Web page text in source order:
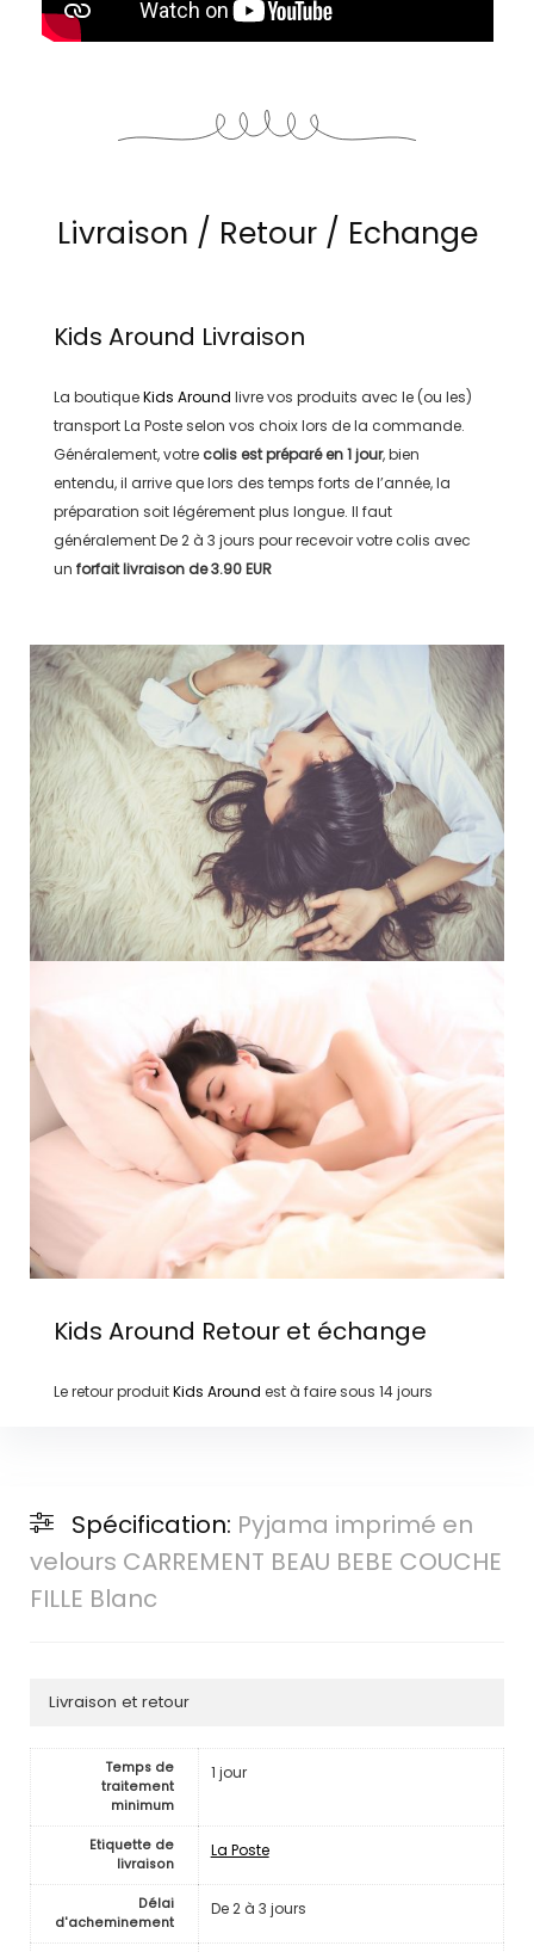
Livraison / Retour / Echange
Kids Around Livraison
La boutiqueKids Around livre vos produits avec le (ou les)
transportLa Posteselon vos choix lors de la commande.
Généralement, votre colis est préparé en1 jour, bien
entendu, il arrive que lors des temps forts de l’année, la
préparation soit légérement plus longue. Il faut
généralementDe 2 à 3 jours pour recevoir votre colis avec
un forfait livraison de3.90 EUR
Kids Around Retour et échange
Le retour produitKids Around est à faire sous 14 jours
Spécification: Pyjama imprimé en
velours CARREMENT BEAU BEBE COUCHE
FILLE Blanc
Livraison et retour
Temps de
traitement
minimum
1 jour
Etiquette de
livraison
La Poste
Délai
d'acheminement
De 2 à 3 jours